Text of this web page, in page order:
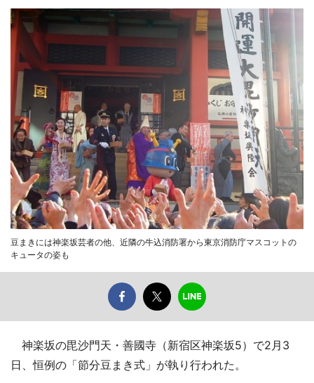
豆まきには神楽坂芸者の他、近隣の牛込消防署から東京消防庁マスコットの
キュータの姿も
神楽坂の毘沙門天・善國寺（新宿区神楽坂5）で2月3
日、恒例の「節分豆まき式」が執り行われた。